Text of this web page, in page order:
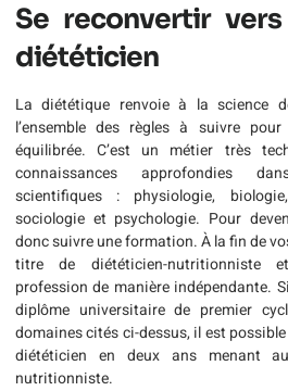
Se reconvertir
diététicien
La diététique renvoie à la science
l’ensemble des règles à suivre
équilibrée. C’est un métier très
connaissances approfondies
scientifiques : physiologie,
sociologie et psychologie. Pour
donc suivre une formation. À la fin de
titre de diététicien-nutritionniste
profession de manière indépendante.
diplôme universitaire de premier
domaines cités ci-dessus, il est
diététicien en deux ans menant
nutritionniste.